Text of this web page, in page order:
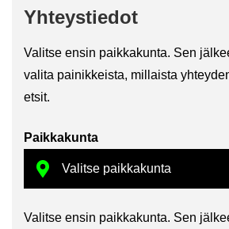
Yh­teys­tie­dot
Va­lit­se ensin paik­ka­kun­ta. Sen
va­li­ta pai­nik­keis­ta, mil­lais­ta
etsit.
Paik­ka­kun­ta
Va­lit­se ensin paik­ka­kun­ta. Sen